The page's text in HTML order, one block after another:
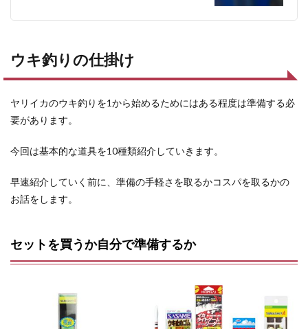
ウキ釣りの仕掛け
ヤリイカのウキ釣りを1から始めるためにはある程度は準備する必
要があります。
今回は基本的な道具を10種類紹介していきます。
早速紹介していく前に、準備の手軽さを取るかコスパを取るかの
お話をします。
セットを買うか自分で準備するか